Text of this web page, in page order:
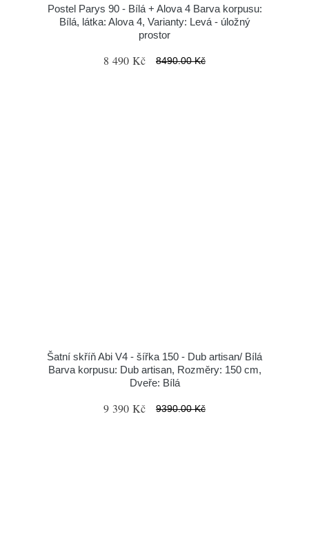
Postel Parys 90 - Bílá + Alova 4 Barva korpusu:
Bílá, látka: Alova 4, Varianty: Levá - úložný
prostor
8 490 Kč 8490.00 Kč
Šatní skříň Abi V4 - šířka 150 - Dub artisan/ Bílá
Barva korpusu: Dub artisan, Rozměry: 150 cm,
Dveře: Bílá
9 390 Kč 9390.00 Kč